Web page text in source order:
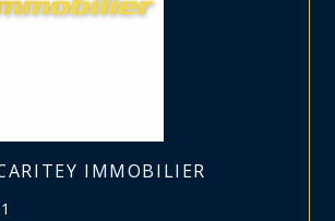
IMMOBILIER